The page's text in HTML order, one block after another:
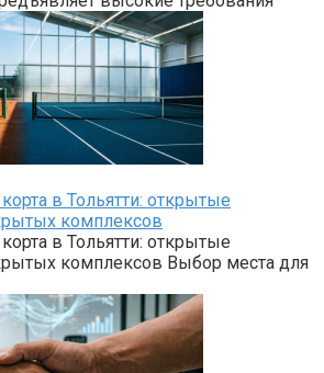
в Тольятти: открытые
комплексов
в Тольятти: открытые
комплексов Выбор места для